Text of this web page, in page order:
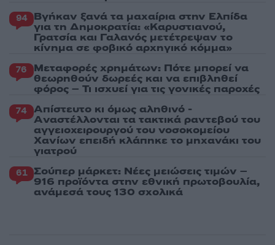
94 Βγήκαν ξανά τα μαχαίρια στην Ελπίδα
για τη Δημοκρατία: «Καρυστιανού,
Γρατσία και Γαλανός μετέτρεψαν το
κίνημα σε φοβικό αρχηγικό κόμμα»
76 Μεταφορές χρημάτων: Πότε μπορεί να
θεωρηθούν δωρεές και να επιβληθεί
φόρος – Τι ισχυεί για τις γονικές παροχές
74 Απίστευτο κι όμως αληθινό -
Aναστέλλονται τα τακτικά ραντεβού του
αγγειοχειρουργού του νοσοκομείου
Χανίων επειδή κλάπηκε το μηχανάκι του
γιατρού
61 Σούπερ μάρκετ: Νέες μειώσεις τιμών –
916 προϊόντα στην εθνική πρωτοβουλία,
ανάμεσά τους 130 σχολικά